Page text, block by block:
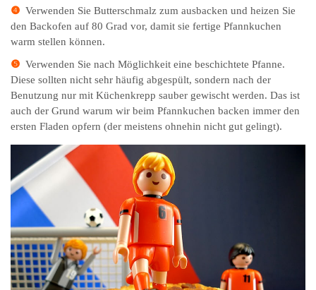
❹ Verwenden Sie Butterschmalz zum ausbacken und heizen Sie
den Backofen auf 80 Grad vor, damit sie fertige Pfannkuchen
warm stellen können.
❺ Verwenden Sie nach Möglichkeit eine beschichtete Pfanne.
Diese sollten nicht sehr häufig abgespült, sondern nach der
Benutzung nur mit Küchenkrepp sauber gewischt werden. Das ist
auch der Grund warum wir beim Pfannkuchen backen immer den
ersten Fladen opfern (der meistens ohnehin nicht gut gelingt).